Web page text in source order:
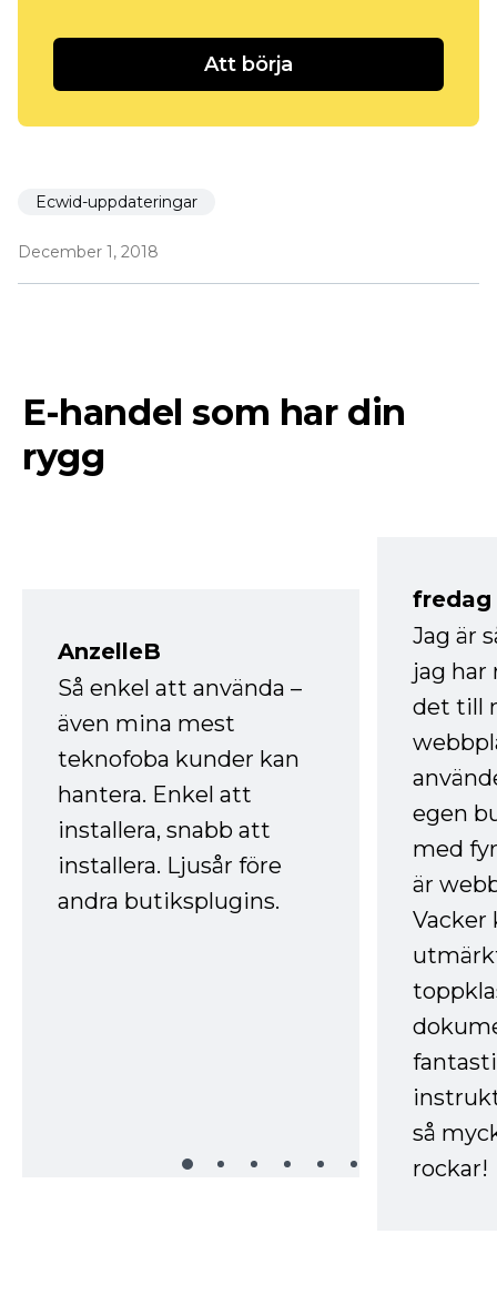
Att börja
Ecwid-uppdateringar
December 1, 2018
E-handel som har din
rygg
AnzelleB
Så enkel att använda –
även mina mest
teknofoba kunder kan
hantera. Enkel att
installera, snabb att
installera. Ljusår före
andra butiksplugins.
fredag
Jag är
jag
det till
egen
med
är
Vacker
så
rockar!